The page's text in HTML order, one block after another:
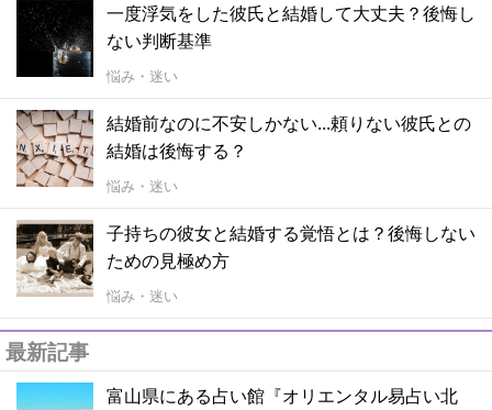
一度浮気をした彼氏と結婚して大丈夫？後悔し
ない判断基準
悩み・迷い
結婚前なのに不安しかない...頼りない彼氏との
結婚は後悔する？
悩み・迷い
子持ちの彼女と結婚する覚悟とは？後悔しない
ための見極め方
悩み・迷い
最新記事
富山県にある占い館『オリエンタル易占い北